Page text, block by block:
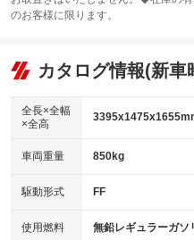
サンルーフ
：装備なし
リフトアップ
：装備なし
：装備なし
パワーウィンドウ
アイドリングストップ
：装備あり
USB入力端子
：装備なし
100V電源
：装備なし
TV
：装備なし
ビジュアル
：装備なし
アルミホイール：アルミホイール
：装備あり
HID(キセノンライト)
バックカメラ
のお客様に限ります。
カタログ情報(新車
全長×全幅
×全高
車両重量 850kg
駆動形式 FF
使用燃料 無鉛レギュラーガソ